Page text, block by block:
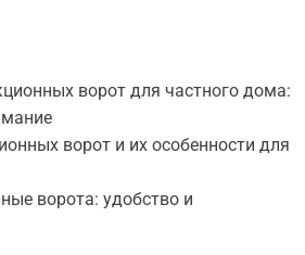
ворот для частного дома:
ворот и их особенности для
ворота: удобство и